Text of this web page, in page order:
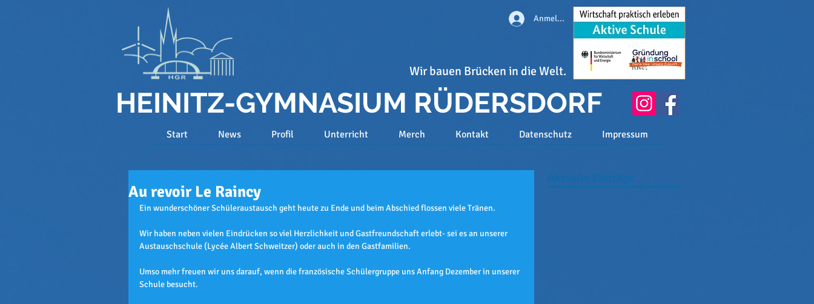
Anmelden
Wir bauen Brücken in die Welt.
HEINITZ-GYMNASIUM RÜDERSDORF
Start News Profil Unterricht Merch Kontakt Datenschutz Impressum
Au revoir Le Raincy
Ein wunderschöner Schüleraustausch geht heute zu Ende und beim Abschied flossen viele Tränen.
Wir haben neben vielen Eindrücken so viel Herzlichkeit und Gastfreundschaft erlebt- sei es an unserer
Austauschschule (Lycée Albert Schweitzer) oder auch in den Gastfamilien.
Umso mehr freuen wir uns darauf, wenn die französische Schülergruppe uns Anfang Dezember in unserer
Schule besucht.